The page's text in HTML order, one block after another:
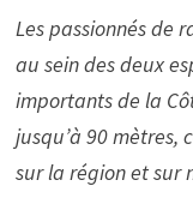
Les passionnés de
au sein des deux
importants de la
jusqu’à 90 mètres,
sur la région et sur